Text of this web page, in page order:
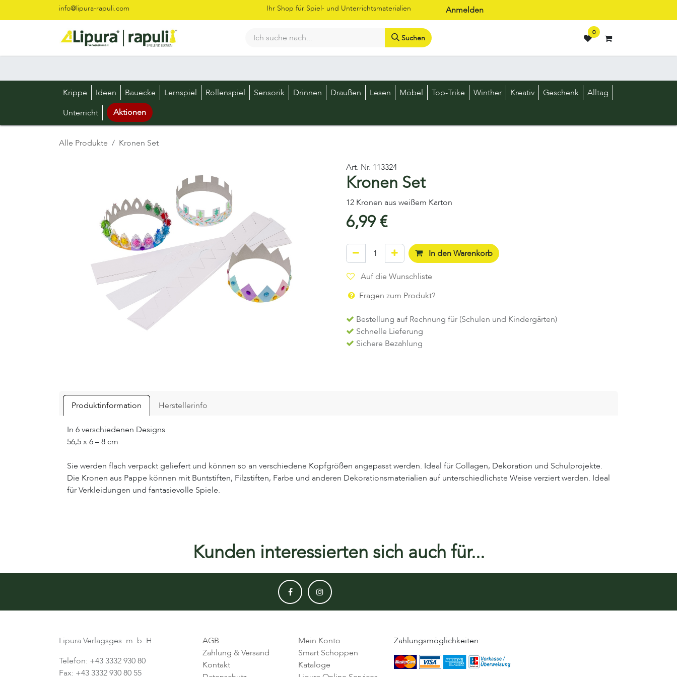
Zum Inhalt springeninfo@lipura-rapuli.com Ihr Shop für Spiel- und Unterrichtsmaterialien Anmelden
Suchen
0
Krippe Ideen Bauecke Lernspiel Rollenspiel Sensorik Drinnen Draußen Lesen Möbel Top-Trike Winther Kreativ Geschenk
Alltag
Unterricht
Aktionen
Alle Produkte Kronen Set
Art. Nr. 113324
Kronen Set
12 Kronen aus weißem Karton
6,99€
In den Warenkorb
Auf die Wunschliste
Fragen zum Produkt?
Bestellung auf Rechnung für (Schulen und Kindergärten)
Schnelle Lieferung
Sichere Bezahlung
Produktinformation Herstellerinfo
In 6 verschiedenen Designs
56,5 x 6 – 8 cm
Sie werden flach verpackt geliefert und können so an verschiedene Kopfgrößen angepasst werden. Ideal für Collagen, Dekoration und Schulprojekte.
Die Kronen aus Pappe können mit Buntstiften, Filzstiften, Farbe und anderen Dekorationsmaterialien auf unterschiedlichste Weise verziert werden. Ideal
für Verkleidungen und fantasievolle Spiele.
Kunden interessierten sich auch für...
Lipura Verlagsges. m. b. H.
Telefon: +43 3332 930 80
Fax: +43 3332 930 80 55
AGB
Zahlung & Versand
Kontakt
Mein Konto
Smart Schoppen
Kataloge
Zahlungsmöglichkeiten: